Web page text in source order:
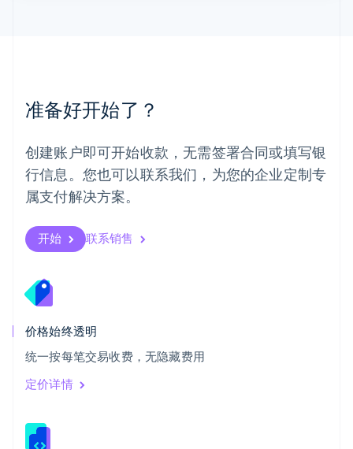
准备好开始了？
创建账户即可开始收款，无需签署合同或填写银
行信息。您也可以联系我们，为您的企业定制专
属支付解决方案。
开始 联系销售
价格始终透明
统一按每笔交易收费，无隐藏费用
定价详情
日本
日本語English
SvenskaEnglish
瑞士
DeutschFrançais ItalianoEnglish
塞浦路斯
斯洛伐克
English
English
泰国
ไทย
希腊
English
西班牙
Español
新加坡
新西兰